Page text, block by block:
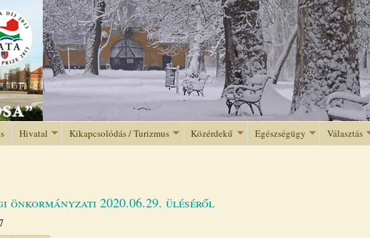
Jump to navigation
Hivatal Kikapcsolódás / Turizmus Közérdekű Egészségügy Választás
önkormányzati 2020.06.29. üléséről